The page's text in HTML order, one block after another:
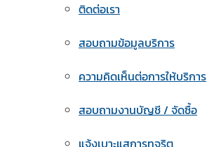
ติดต่อเรา
สอบถามข้อมูลบริการ
ความคิดเห็นต่อการให้บริการ
สอบถามงานบัญชี / จัดซื้อ
แจ้งเบาะแสการทุจริต